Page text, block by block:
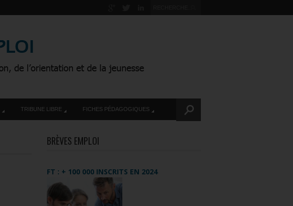
TRIBUNE LIBRE FICHES PÉDAGOGIQUES
BRÈVES EMPLOI
FT : + 100 000 INSCRITS EN 2024